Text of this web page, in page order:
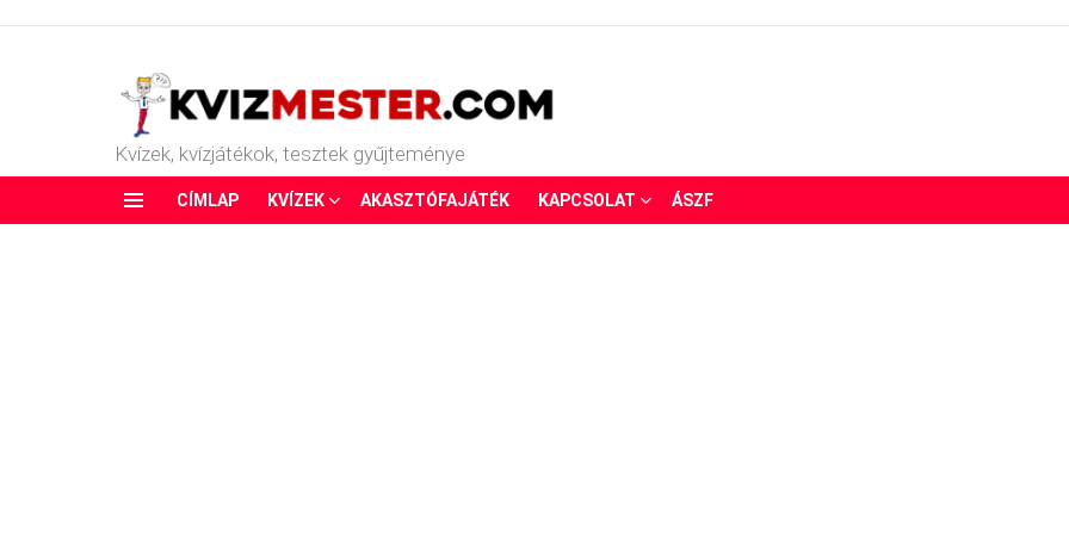
Kvízek, kvízjátékok, tesztek gyűjteménye
CÍMLAP KVÍZEK AKASZTÓFAJÁTÉK KAPCSOLAT ÁSZF